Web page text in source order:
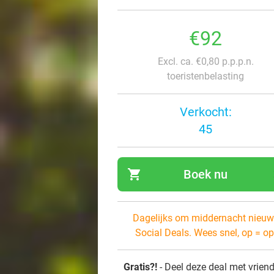
€92
Excl. ca. €0,80 p.p.p.n.
toeristenbelasting
Verkocht:
45
shopping_cart Boek nu
Dagelijks om middernacht
Social Deals. Wees snel, op =
Gratis?! - Deel deze deal met